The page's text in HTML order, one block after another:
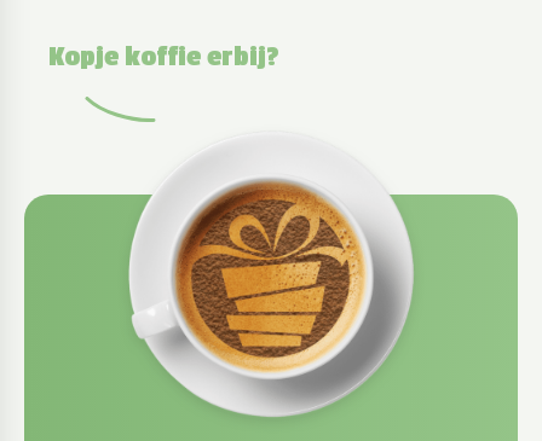
Kopje koffie erbij?